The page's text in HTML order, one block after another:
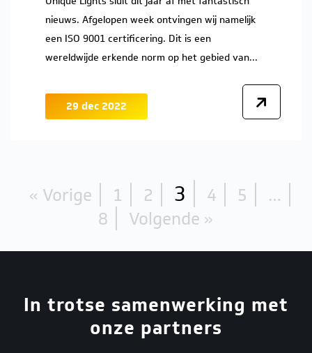
29 dec 2022
nieuws. Afgelopen week ontvingen wij namelijk
een ISO 9001 certificering. Dit is een
wereldwijde erkende norm op het gebied van...
« Vorige 1 2 3 4 5
…
8
Volgende »
In trotse samenwerking met
onze partners